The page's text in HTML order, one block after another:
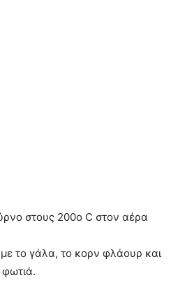
στους 200ο C στον αέρα
το γάλα, το κορν φλάουρ και